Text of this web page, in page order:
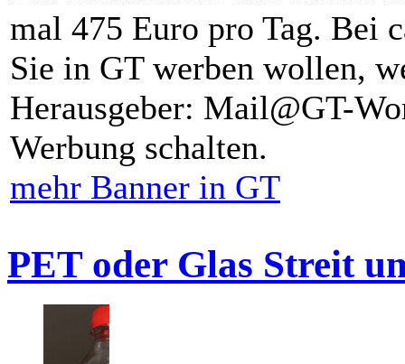
mal 475 Euro pro Tag. Bei
Sie in GT werben wollen,
Herausgeber: Mail@GT-
Werbung schalten.
mehr Banner in GT
PET oder Glas Streit